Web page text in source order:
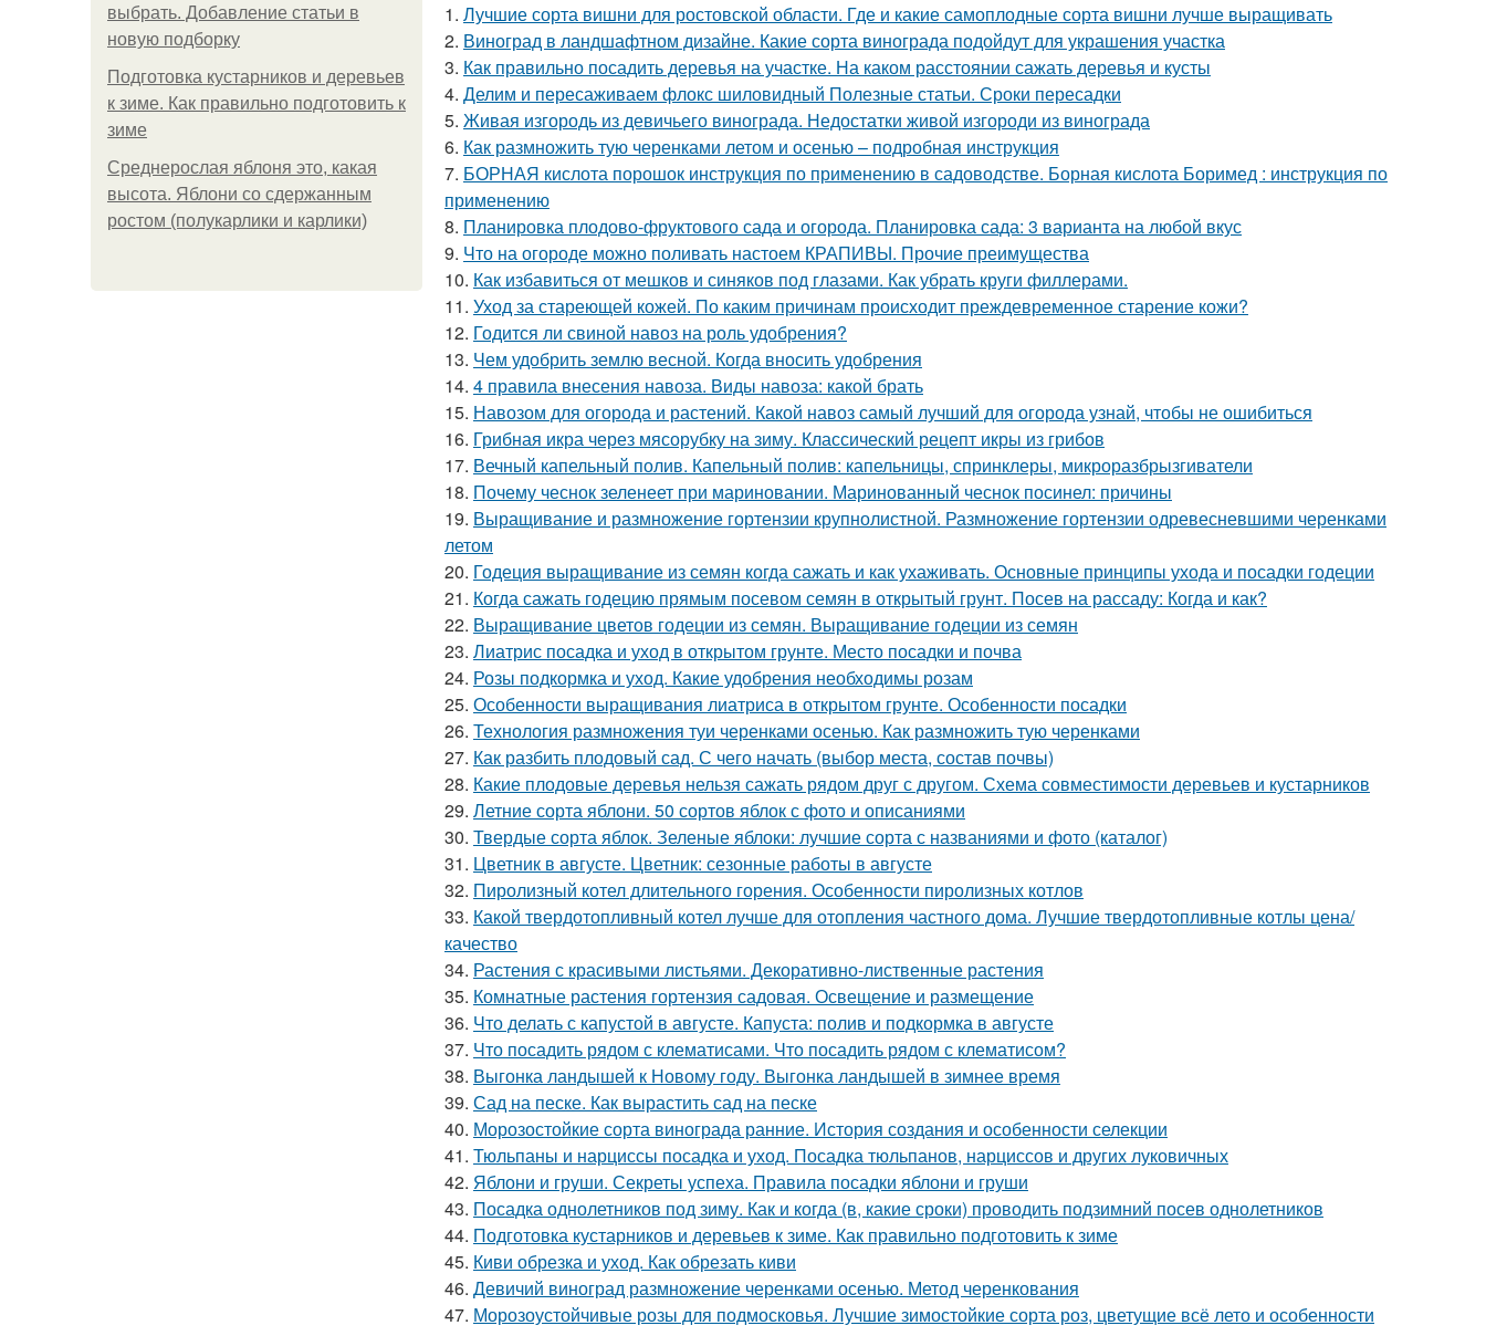
выбрать. Добавление статьи в
новую подборку
Подготовка кустарников и деревьев
к зиме. Как правильно подготовить к
зиме
Среднерослая яблоня это, какая
высота. Яблони со сдержанным
ростом (полукарлики и карлики)
1. Лучшие сорта вишни для ростовской области. Где и какие самоплодные сорта вишни лучше выращивать
2. Виноград в ландшафтном дизайне. Какие сорта винограда подойдут для украшения участка
3. Как правильно посадить деревья на участке. На каком расстоянии сажать деревья и кусты
4. Делим и пересаживаем флокс шиловидный Полезные статьи. Сроки пересадки
5. Живая изгородь из девичьего винограда. Недостатки живой изгороди из винограда
6. Как размножить тую черенками летом и осенью – подробная инструкция
7. БОРНАЯ кислота порошок инструкция по применению в садоводстве. Борная кислота Боримед : инструкция по
применению
8. Планировка плодово-фруктового сада и огорода. Планировка сада: 3 варианта на любой вкус
9. Что на огороде можно поливать настоем КРАПИВЫ. Прочие преимущества
10. Как избавиться от мешков и синяков под глазами. Как убрать круги филлерами.
11. Уход за стареющей кожей. По каким причинам происходит преждевременное старение кожи?
12. Годится ли свиной навоз на роль удобрения?
13. Чем удобрить землю весной. Когда вносить удобрения
14. 4 правила внесения навоза. Виды навоза: какой брать
15. Навозом для огорода и растений. Какой навоз самый лучший для огорода узнай, чтобы не ошибиться
16. Грибная икра через мясорубку на зиму. Классический рецепт икры из грибов
17. Вечный капельный полив. Капельный полив: капельницы, спринклеры, микроразбрызгиватели
18. Почему чеснок зеленеет при мариновании. Маринованный чеснок посинел: причины
19. Выращивание и размножение гортензии крупнолистной. Размножение гортензии одревесневшими черенками
летом
20. Годеция выращивание из семян когда сажать и как ухаживать. Основные принципы ухода и посадки годеции
21. Когда сажать годецию прямым посевом семян в открытый грунт. Посев на рассаду: Когда и как?
22. Выращивание цветов годеции из семян. Выращивание годеции из семян
23. Лиатрис посадка и уход в открытом грунте. Место посадки и почва
24. Розы подкормка и уход. Какие удобрения необходимы розам
25. Особенности выращивания лиатриса в открытом грунте. Особенности посадки
26. Технология размножения туи черенками осенью. Как размножить тую черенками
27. Как разбить плодовый сад. С чего начать (выбор места, состав почвы)
28. Какие плодовые деревья нельзя сажать рядом друг с другом. Схема совместимости деревьев и кустарников
29. Летние сорта яблони. 50 сортов яблок с фото и описаниями
30. Твердые сорта яблок. Зеленые яблоки: лучшие сорта с названиями и фото (каталог)
31. Цветник в августе. Цветник: сезонные работы в августе
32. Пиролизный котел длительного горения. Особенности пиролизных котлов
33. Какой твердотопливный котел лучше для отопления частного дома. Лучшие твердотопливные котлы цена/
качество
34. Растения с красивыми листьями. Декоративно-лиственные растения
35. Комнатные растения гортензия садовая. Освещение и размещение
36. Что делать с капустой в августе. Капуста: полив и подкормка в августе
37. Что посадить рядом с клематисами. Что посадить рядом с клематисом?
38. Выгонка ландышей к Новому году. Выгонка ландышей в зимнее время
39. Сад на песке. Как вырастить сад на песке
40. Морозостойкие сорта винограда ранние. История создания и особенности селекции
41. Тюльпаны и нарциссы посадка и уход. Посадка тюльпанов, нарциссов и других луковичных
42. Яблони и груши. Секреты успеха. Правила посадки яблони и груши
43. Посадка однолетников под зиму. Как и когда (в, какие сроки) проводить подзимний посев однолетников
44. Подготовка кустарников и деревьев к зиме. Как правильно подготовить к зиме
45. Киви обрезка и уход. Как обрезать киви
46. Девичий виноград размножение черенками осенью. Метод черенкования
47. Морозоустойчивые розы для подмосковья. Лучшие зимостойкие сорта роз, цветущие всё лето и особенности